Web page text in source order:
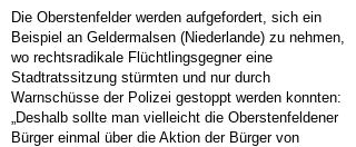
Die Oberstenfelder werden aufgefordert, sich ein
Beispiel an Geldermalsen (Niederlande) zu nehmen,
wo rechtsradikale Flüchtlingsgegner eine
Stadtratssitzung stürmten und nur durch
Warnschüsse der Polizei gestoppt werden konnten:
„Deshalb sollte man vielleicht die Oberstenfeldener
Bürger einmal über die Aktion der Bürger von